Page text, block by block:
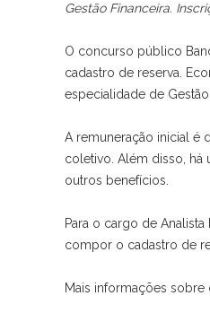
Gestão Financeira.
O concurso público
cadastro de reserva.
especialidade de Gestão
A remuneração inicial é
coletivo. Além disso, há
outros benefícios.
Para o cargo de
compor o cadastro de
Mais informações